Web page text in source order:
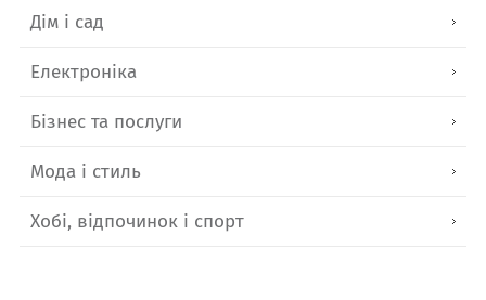
Дім і сад
Електроніка
Бізнес та послуги
Мода і стиль
Хобі, відпочинок і спорт